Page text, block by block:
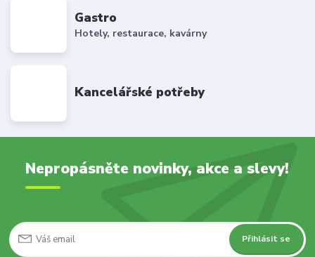
Gastro
Hotely, restaurace, kavárny
Kancelářské potřeby
Nepropásněte novinky, akce a slevy!
Přihlásit se